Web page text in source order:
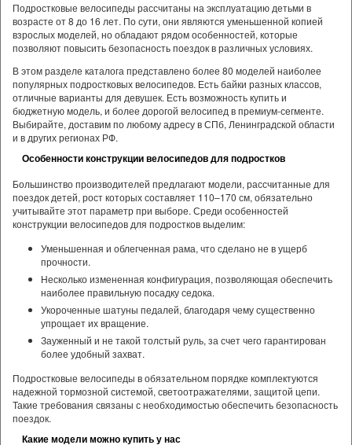
Подростковые велосипеды рассчитаны на эксплуатацию детьми в
возрасте от 8 до 16 лет. По сути, они являются уменьшенной копией
взрослых моделей, но обладают рядом особенностей, которые
позволяют повысить безопасность поездок в различных условиях.
В этом разделе каталога представлено более 80 моделей наиболее
популярных подростковых велосипедов. Есть байки разных классов,
отличные варианты для девушек. Есть возможность купить и
бюджетную модель, и более дорогой велосипед в премиум-сегменте.
Выбирайте, доставим по любому адресу в СПб, Ленинградской области
и в других регионах РФ.
Особенности конструкции велосипедов для подростков
Большинство производителей предлагают модели, рассчитанные для
поездок детей, рост которых составляет 110–170 см, обязательно
учитывайте этот параметр при выборе. Среди особенностей
конструкции велосипедов для подростков выделим:
Уменьшенная и облегченная рама, что сделано не в ущерб
прочности.
Несколько измененная конфигурация, позволяющая обеспечить
наиболее правильную посадку седока.
Укороченные шатуны педалей, благодаря чему существенно
упрощает их вращение.
Зауженный и не такой толстый руль, за счет чего гарантирован
более удобный захват.
Подростковые велосипеды в обязательном порядке комплектуются
надежной тормозной системой, светоотражателями, защитой цепи.
Такие требования связаны с необходимостью обеспечить безопасность
поездок.
Какие модели можно купить у нас